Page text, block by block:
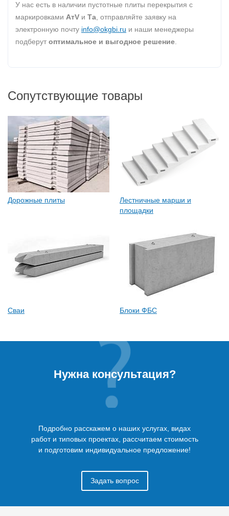
У нас есть в наличии пустотные плиты перекрытия с
маркировками AтV и Та , отправляйте заявку на
электронную почту info@okgbi.ru и наши менеджеры
подберут оптимальное и выгодное решение
Сопутствующие товары
Дорожные плиты
Лестничные марши и
площадки
Сваи Блоки ФБС
Нужна консультация?
Подробно расскажем о наших услугах, видах
работ и типовых проектах, рассчитаем стоимость
и подготовим индивидуальное предложение!
Задать вопрос